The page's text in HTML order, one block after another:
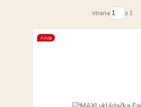
strana z 1
Akce